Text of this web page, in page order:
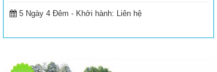
5 Ngày 4 Đêm - Khởi hành: Liên hệ